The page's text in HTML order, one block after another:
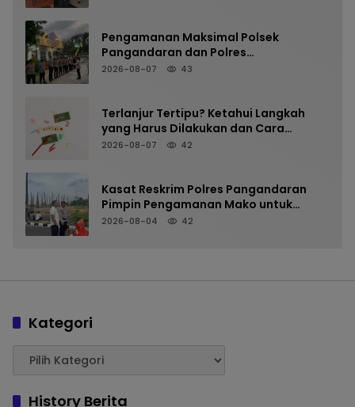
Pengamanan Maksimal Polsek
Pangandaran dan Polres
Pangandaran, Nobar Final Piala
2026-08-07 43
Terlanjur Tertipu? Ketahui Langkah
yang Harus Dilakukan dan Cara
Mencegah Kejadian Terulang
2026-08-07 42
Kasat Reskrim Polres Pangandaran
Pimpin Pengamanan Mako untuk
Perkuat Kesiapsiagaan Personel
2026-08-04 42
Kategori
History Berita